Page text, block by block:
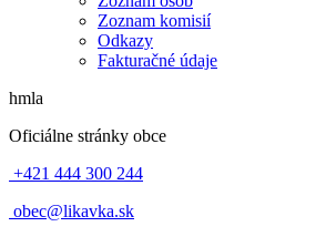
Zoznam komisií
Odkazy
Fakturačné údaje
hmla
Oficiálne stránky obce
+421 444 300 244
obec@likavka.sk